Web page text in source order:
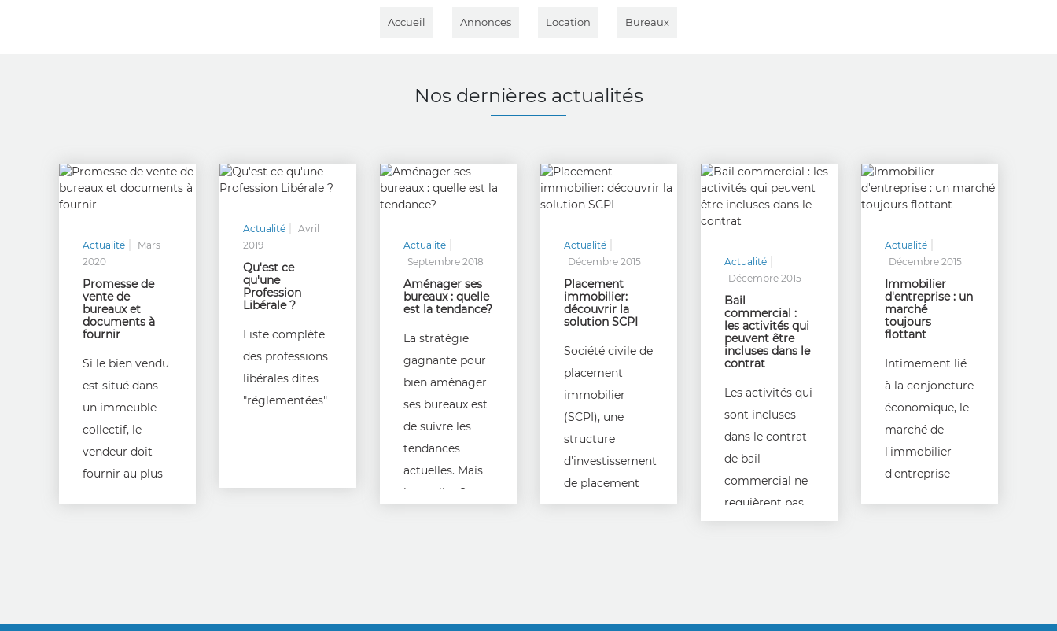
Accueil Annonces Location Bureaux
Nos dernières actualités
Actualité
Mars
2020
Promesse de
vente de
bureaux et
documents à
fournir
Si le bien vendu
est situé dans
un immeuble
collectif, le
vendeur doit
fournir au plus
documents
Actualité
Avril
2019
Qu'est ce
qu'une
Profession
Libérale ?
Liste complète
des professions
libérales dites
"réglementées"
Actualité
Septembre 2018
Aménager ses
bureaux : quelle
est la tendance?
La stratégie
gagnante pour
bien aménager
ses bureaux est
de suivre les
tendances
actuelles. Mais
lesquelles ?
Actualité
Décembre 2015
Placement
immobilier:
découvrir la
solution SCPI
Société civile de
placement
immobilier
(SCPI), une
structure
d'investissement
de placement
collectif plus
Actualité
Décembre 2015
Bail
commercial :
les activités qui
peuvent être
incluses dans le
contrat
Les activités qui
sont incluses
dans le contrat
de bail
commercial ne
requièrent pas
toutes une
Actualité
Décembre 2015
Immobilier
d'entreprise : un
marché
toujours
flottant
Intimement lié
à la conjoncture
économique, le
marché de
l'immobilier
d'entreprise